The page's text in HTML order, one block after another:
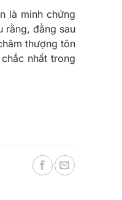
là minh chứng
rằng, đằng sau
thượng tôn
nhất trong